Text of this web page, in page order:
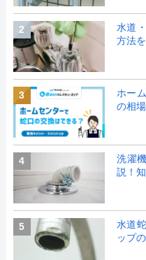
2
水道
方法
3
ホー
の相
4
洗濯
説！
5
水道
ップ